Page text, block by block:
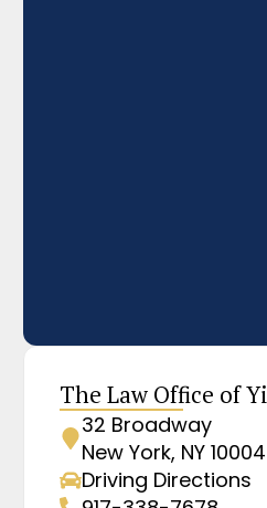
The Law Office of
32 Broadway
New York, NY 10004
Driving Directions